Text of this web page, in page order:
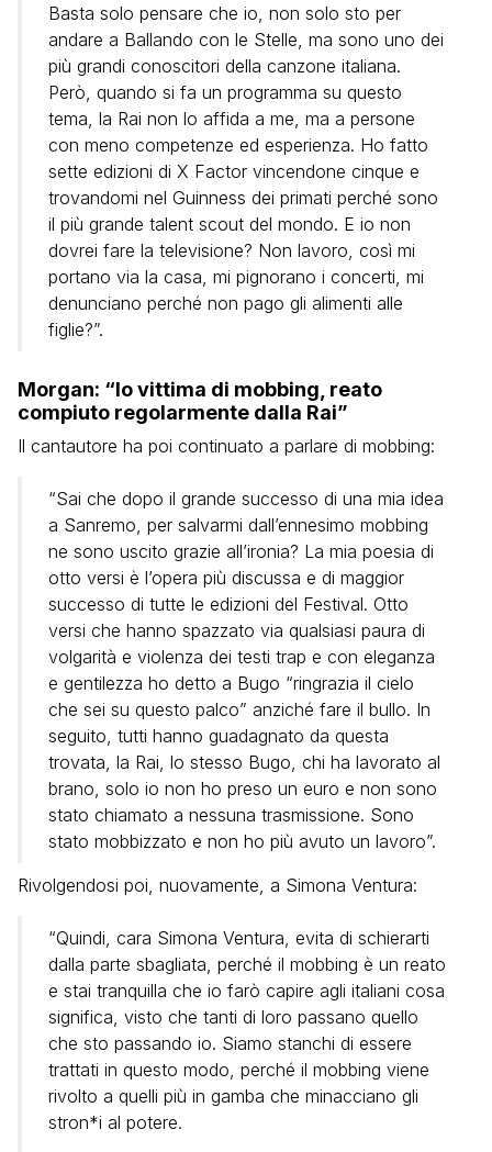
Basta solo pensare che io, non solo sto per
andare a Ballando con le Stelle, ma sono uno dei
più grandi conoscitori della canzone italiana.
Però, quando si fa un programma su questo
tema, la Rai non lo affida a me, ma a persone
con meno competenze ed esperienza. Ho fatto
sette edizioni di X Factor vincendone cinque e
trovandomi nel Guinness dei primati perché sono
il più grande talent scout del mondo. E io non
dovrei fare la televisione? Non lavoro, così mi
portano via la casa, mi pignorano i concerti, mi
denunciano perché non pago gli alimenti alle
figlie?”.
Morgan: “Io vittima di mobbing, reato
compiuto regolarmente dalla Rai”
Il cantautore ha poi continuato a parlare di mobbing:
“Sai che dopo il grande successo di una mia idea
a Sanremo, per salvarmi dall’ennesimo mobbing
ne sono uscito grazie all’ironia? La mia poesia di
otto versi è l’opera più discussa e di maggior
successo di tutte le edizioni del Festival. Otto
versi che hanno spazzato via qualsiasi paura di
volgarità e violenza dei testi trap e con eleganza
e gentilezza ho detto a Bugo “ringrazia il cielo
che sei su questo palco” anziché fare il bullo. In
seguito, tutti hanno guadagnato da questa
trovata, la Rai, lo stesso Bugo, chi ha lavorato al
brano, solo io non ho preso un euro e non sono
stato chiamato a nessuna trasmissione. Sono
stato mobbizzato e non ho più avuto un lavoro”.
Rivolgendosi poi, nuovamente, a Simona Ventura:
“Quindi, cara Simona Ventura, evita di schierarti
dalla parte sbagliata, perché il mobbing è un reato
e stai tranquilla che io farò capire agli italiani cosa
significa, visto che tanti di loro passano quello
che sto passando io. Siamo stanchi di essere
trattati in questo modo, perché il mobbing viene
rivolto a quelli più in gamba che minacciano gli
stron*i al potere.